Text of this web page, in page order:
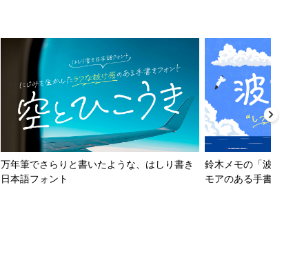
万年筆でさらりと書いたような、はしり書き
日本語フォント
鈴木メモの「波と
モアのある手書き